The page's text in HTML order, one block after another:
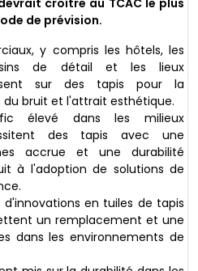
croître au TCAC le plus
de prévision.
y compris les hôtels, les
de détail et les lieux
sur des tapis pour la
du bruit et l'attrait esthétique.
élevé dans les milieux
des tapis avec une
accrue et une durabilité
à l'adoption de solutions de
en tuiles de tapis
un remplacement et une
dans les environnements de